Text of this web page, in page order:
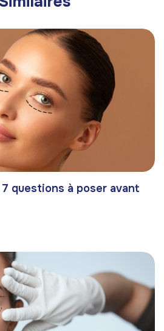
questions à poser avant